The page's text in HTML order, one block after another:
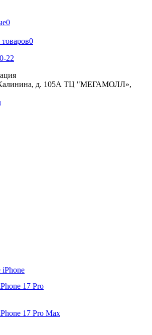
0
0
22
д. 105А ТЦ "МЕГАМОЛЛ»,
iPhone
17 Pro
17 Pro Max